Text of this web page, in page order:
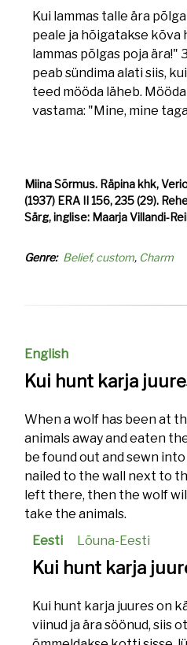
Kui lammas talle ära
peale ja hõigatakse kõva
lammas põlgas poja ära!"
peab sündima alati siis,
teed mööda läheb.
vastama: "Mine, mine
Miina Sõrmus. Räpina khk,
(1937) ERA II 156, 235 (29).
Särg, inglise: Maarja Villandi-
Genre Belief, custom Charm
English
Kui hunt karja
When a wolf has been at
animals away and eaten
be found out and sewn
nailed to the wall next to
left there, then the wolf
take the animals.
Eesti
Lõuna-Eesti
Kui hunt karja
Kui hunt karja juures on
viinud ja ära söönud, siis